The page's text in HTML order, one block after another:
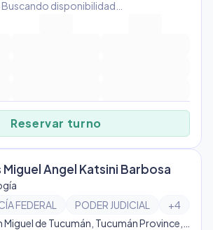
Buscando disponibilidad…
Reservar turno
Miguel Angel Katsini Barbosa
FEDERAL
PODER JUDICIAL +4